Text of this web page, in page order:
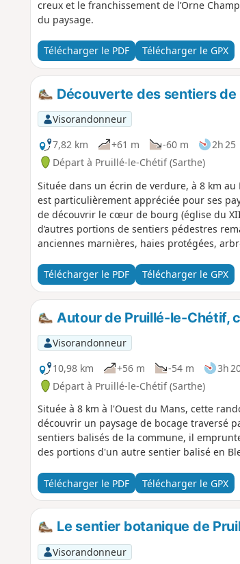
creux et le franchissement de l’Orne
du paysage.
Télécharger le PDF Télécharger le GPX
Découverte des sentiers
Visorandonneur
7,82 km
+61 m -60 m 2h 25
Départ à Pruillé-le-Chétif (Sarthe)
Située dans un écrin de verdure, à 8 km
est particulièrement appréciée pour ses
de découvrir le cœur de bourg (église du
d’autres portions de sentiers pédestres
anciennes marnières, haies protégées,
Télécharger le PDF Télécharger le GPX
Autour de Pruillé-le-Chétif,
Visorandonneur
10,98 km
+56 m -54 m 3h
Départ à Pruillé-le-Chétif (Sarthe)
Située à 8 km à l'Ouest du Mans, cette
découvrir un paysage de bocage traversé
sentiers balisés de la commune, il
des portions d'un autre sentier balisé en
Télécharger le PDF Télécharger le GPX
Le sentier botanique de
Visorandonneur